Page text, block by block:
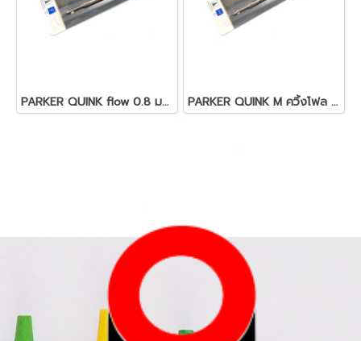
PARKER QUINK flow 0.8 มม. น้ำเงิน PARKER QUINK M ควิ้งโฟล น้ำเงินกลาง